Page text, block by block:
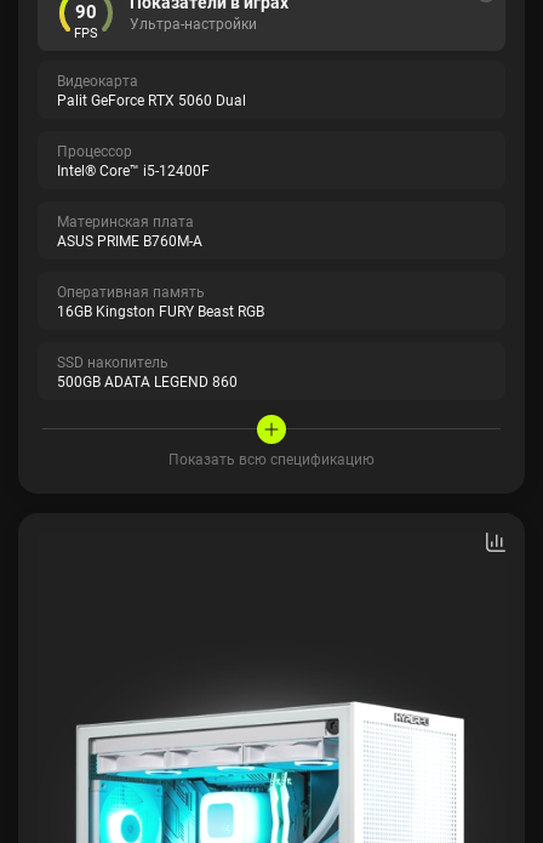
90
FPS Ультра-настройки
Видеокарта
Palit GeForce RTX 5060 Dual
Процессор
Intel® Core™ i5-12400F
Материнская плата
ASUS PRIME B760M-A
Оперативная память
16GB Kingston FURY Beast RGB
SSD накопитель
500GB ADATA LEGEND 860
Показать всю спецификацию